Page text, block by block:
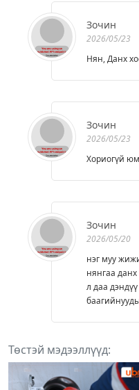
Зочин
2026/05/23
Нян, Данх
Зочин
2026/05/23
Хориогүй юм
Зочин
2026/05/20
нэг муу
нянгаа
л даа
Төстэй мэдээллүүд: